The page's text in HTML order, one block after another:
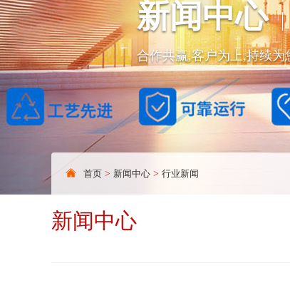
新闻中心
合作共赢,客户为上,持续
首页 > 新闻中心 > 行业新闻
新闻中心